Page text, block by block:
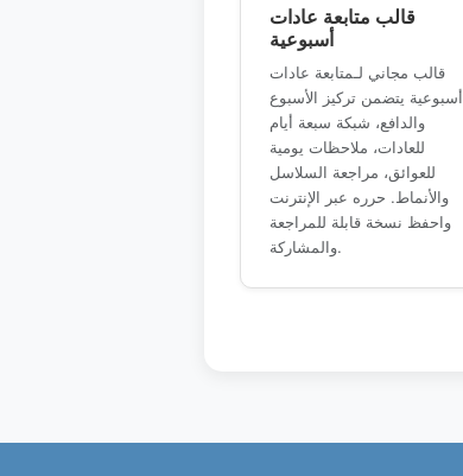
قالب متابعة عادات
أسبوعية
قالب مجاني لـمتابعة عادات
أسبوعية يتضمن تركيز الأسبوع
والدافع، شبكة سبعة أيام
للعادات، ملاحظات يومية
للعوائق، مراجعة السلاسل
والأنماط. حرره عبر الإنترنت
واحفظ نسخة قابلة للمراجعة
والمشاركة.